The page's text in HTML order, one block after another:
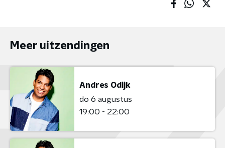
Meer uitzendingen
Andres Odijk
do 6 augustus
19:00 - 22:00